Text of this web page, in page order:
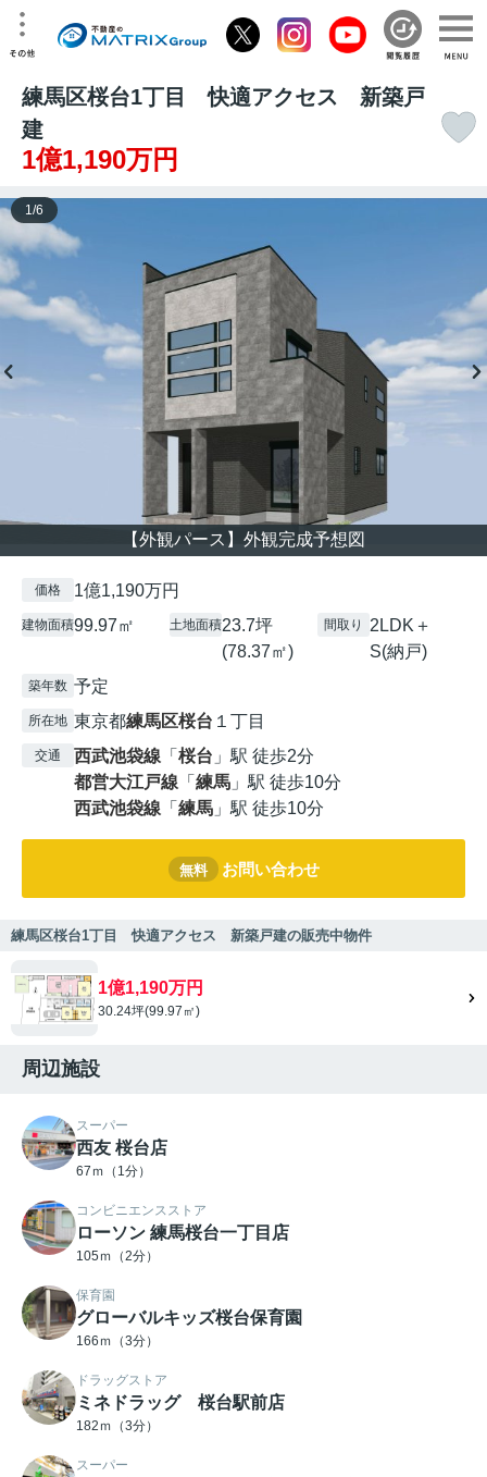
練馬区桜台1丁目 快適アクセス 新築戸
建
1億1,190万円
【外観パース】外観完成予想図
1/6
価格 1億1,190万円
建物面積99.97㎡ 土地面積23.7坪
(78.37㎡)
間取り
2LDK＋
S(納戸)
築年数 予定
所在地 東京都練馬区桜台 １丁目
交通 西武池袋線 「 桜台 」駅 徒歩2分
都営大江戸線 「 練馬 」駅 徒歩10分
西武池袋線 「 練馬 」駅 徒歩10分
無料 お問い合わせ
練馬区桜台1丁目 快適アクセス 新築戸建の販売中物件
1億1,190万円
30.24坪(99.97㎡)
周辺施設
スーパー
西友 桜台店
67ｍ（1分）
コンビニエンスストア
ローソン 練馬桜台一丁目店
105ｍ（2分）
保育園
グローバルキッズ桜台保育園
166ｍ（3分）
ドラッグストア
ミネドラッグ 桜台駅前店
182ｍ（3分）
スーパー